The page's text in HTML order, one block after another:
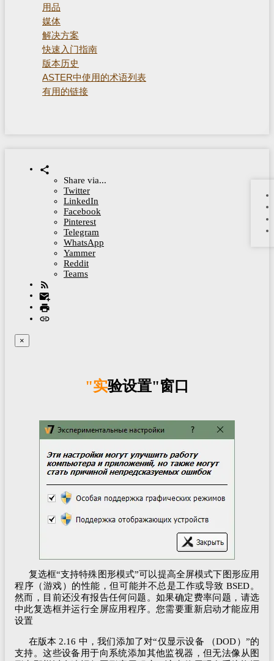
用品
媒体
解决方案
快速入门指南
版本历史
ASTER中使用的术语列表
有用的链接
Share via...
Twitter
LinkedIn
Facebook
Pinterest
Telegram
WhatsApp
Yammer
Reddit
Teams
×
"实验设置"窗口
复选框“支持特殊图形模式”可以提高全屏模式下图形应用
程序（游戏）的性能，但可能并不总是工作或导致 BSED。
然而，目前还没有报告任何问题。如果确定费率问题，请选
中此复选框并运行全屏应用程序。您需要重新启动才能应用
设置
在版本 2.16 中，我们添加了对“仅显示设备 （DOD）”的
支持。这些设备用于向系统添加其他监视器，但无法像从图